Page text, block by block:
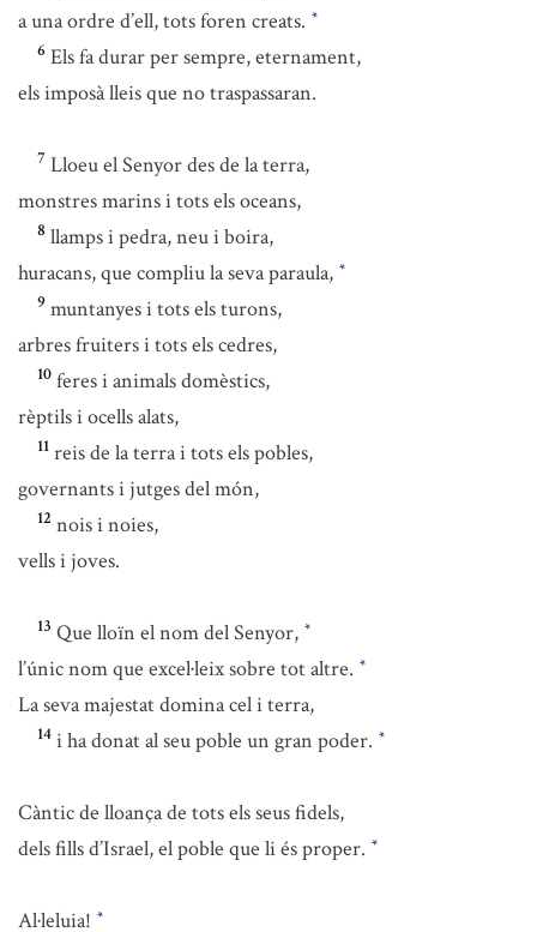
a una ordre d’ell, tots foren creats. *
6 Els fa durar per sempre, eternament,
els imposà lleis que no traspassaran.
7 Lloeu el Senyor des de la terra,
monstres marins i tots els oceans,
8 llamps i pedra, neu i boira,
huracans, que compliu la seva paraula, *
9 muntanyes i tots els turons,
arbres fruiters i tots els cedres,
10 feres i animals domèstics,
rèptils i ocells alats,
11 reis de la terra i tots els pobles,
governants i jutges del món,
12 nois i noies,
vells i joves.
13 Que lloïn el nom del Senyor, *
l’únic nom que excel·leix sobre tot altre. *
La seva majestat domina cel i terra,
14 i ha donat al seu poble un gran poder. *
Càntic de lloança de tots els seus fidels,
dels fills d’Israel, el poble que li és proper. *
Al·leluia! *